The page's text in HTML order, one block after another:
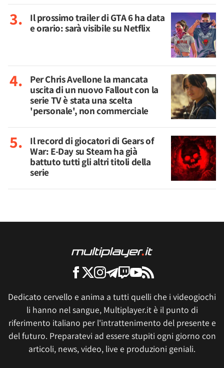
Il prossimo trailer di GTA 6 ha data
e orario: sarà visibile su Netflix
Per Chris Avellone la mancata
uscita di un nuovo Fallout con la
serie TV è stata una scelta
'personale', non commerciale
Il record di giocatori di Gears of
War: E-Day su Steam ha già
battuto tutti gli altri titoli della
serie
Dedicato cervello e anima a tutti quelli che i videogiochi
li hanno nel sangue, Multiplayer.it è il punto di
riferimento italiano per l'intrattenimento del presente e
del futuro. Preparatevi ad essere stupiti ogni giorno con
articoli, news, video, live e produzioni geniali.